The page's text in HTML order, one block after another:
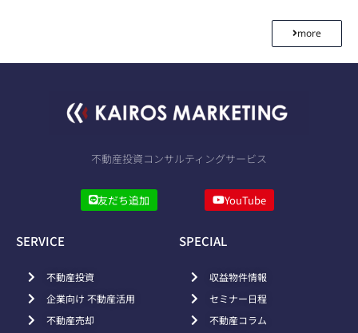
more
不動産投資コンサルティングサービス
友だち追加 YouTube
SERVICE
不動産投資
企業向け 不動産活用
不動産売却
SPECIAL
収益物件情報
セミナー日程
不動産コラム